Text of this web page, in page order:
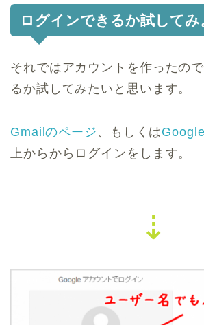
ログインできるか試してみ
それではアカウントを作ったの
るか試してみたいと思います。
Gmailのページ 、もしくは
上からからログインをします。
⇣